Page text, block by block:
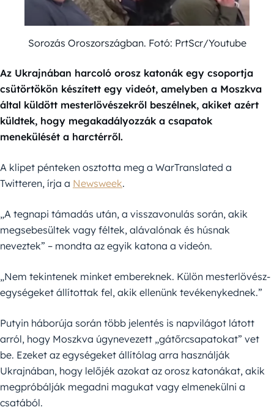
Sorozás Oroszországban. Fotó: PrtScr/Youtube
Az Ukrajnában harcoló orosz katonák egy csoportja
csütörtökön készített egy videót, amelyben a Moszkva
által küldött mesterlövészekről beszélnek, akiket azért
küldtek, hogy megakadályozzák a csapatok
menekülését a harctérről.
A klipet pénteken osztotta meg a WarTranslated a
Twitteren, írja a Newsweek.
„A tegnapi támadás után, a visszavonulás során, akik
megsebesültek vagy féltek, alávalónak és húsnak
neveztek” – mondta az egyik katona a videón.
„Nem tekintenek minket embereknek. Külön mesterlövész-
egységeket állítottak fel, akik ellenünk tevékenykednek.”
Putyin háborúja során több jelentés is napvilágot látott
arról, hogy Moszkva úgynevezett „gátőrcsapatokat” vet
be. Ezeket az egységeket állítólag arra használják
Ukrajnában, hogy lelőjék azokat az orosz katonákat, akik
megpróbálják megadni magukat vagy elmenekülni a
csatából.